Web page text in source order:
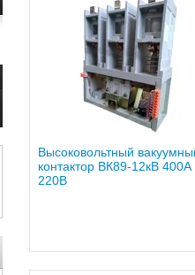
Высоковольтный
контактор ВК89-12кВ 400А
220В